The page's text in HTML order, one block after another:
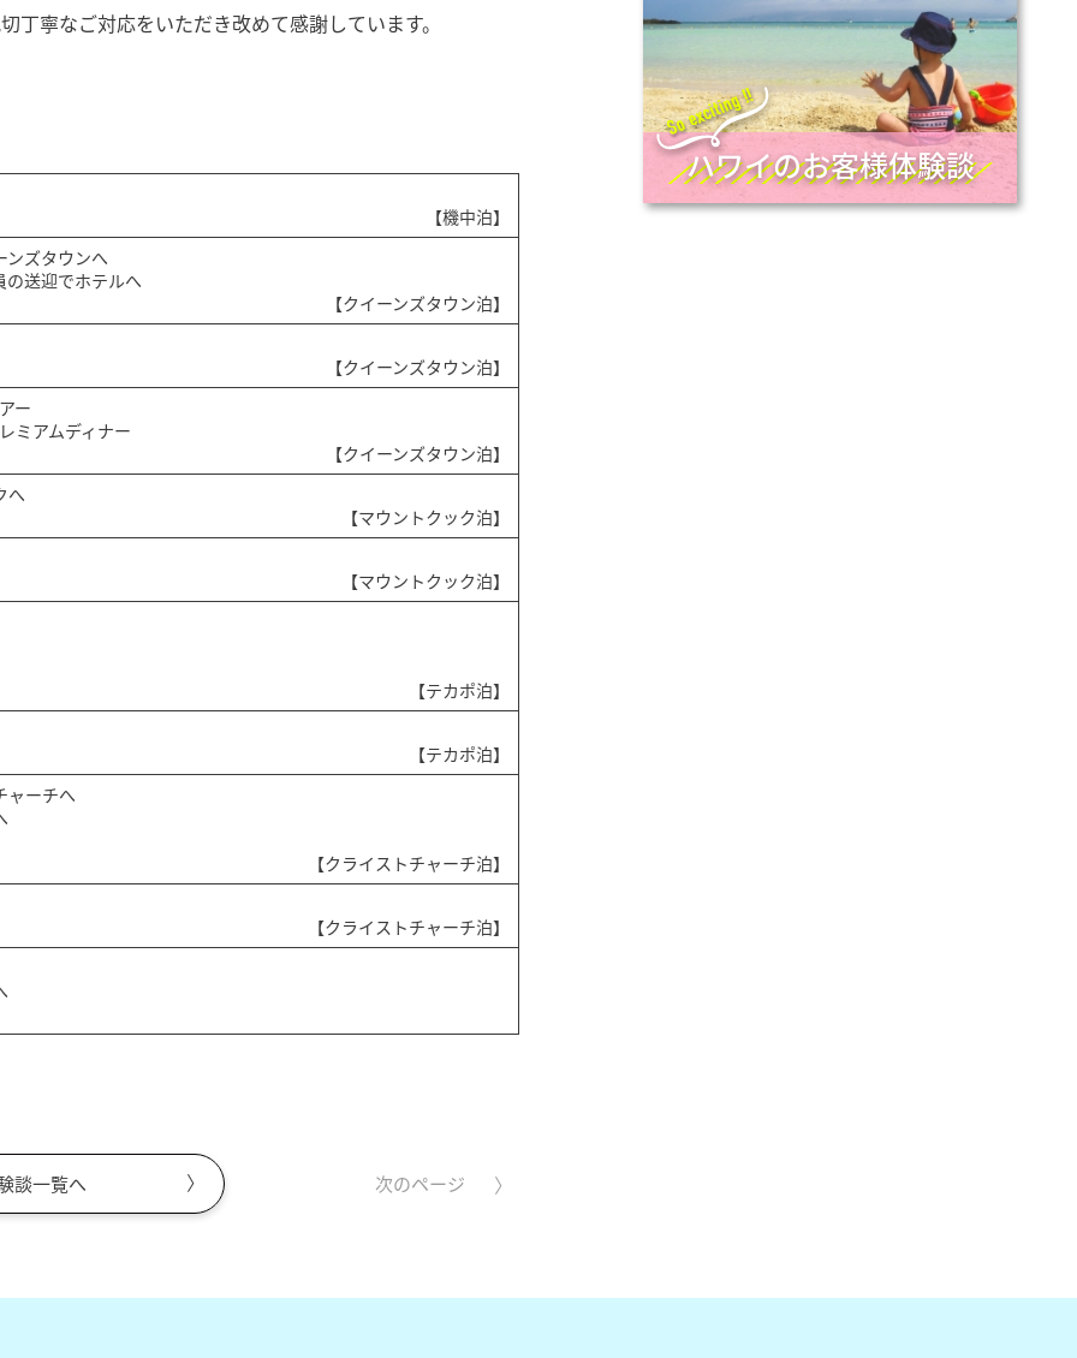
寧なご対応をいただき改めて感謝しています。
【機中泊】
ンズタウンへ
送迎でホテルへ
【クイーンズタウン泊】
【クイーンズタウン泊】
ー
ミアムディナー
【クイーンズタウン泊】
へ
【マウントクック泊】
【マウントクック泊】
【テカポ泊】
【テカポ泊】
ャーチへ
【クライストチャーチ泊】
【クライストチャーチ泊】
談一覧へ 次のページ
ハワイのお客様体験談